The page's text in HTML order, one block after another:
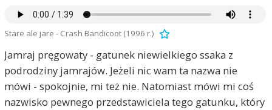
Stare ale jare - Crash Bandicoot (1996 r.)
Jamraj pręgowaty - gatunek niewielkiego ssaka z
podrodziny jamrajów. Jeżeli nic wam ta nazwa nie
mówi - spokojnie, mi też nie. Natomiast mówi mi coś
nazwisko pewnego przedstawiciela tego gatunku, który